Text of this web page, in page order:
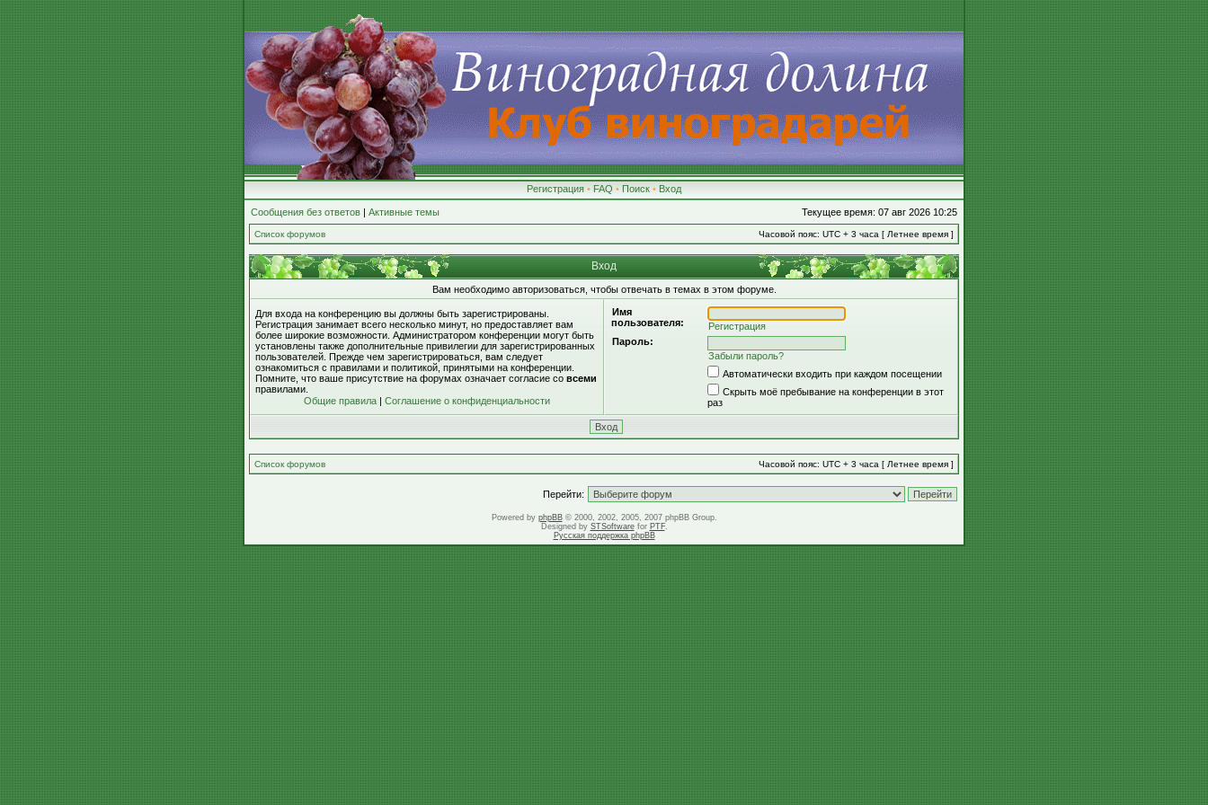
Регистрация • FAQ • Поиск • Вход
Сообщения без ответов | Активные темы Текущее время: 07 авг 2026 10:25
Список форумов Часовой пояс: UTC + 3 часа [ Летнее время ]
Вход
Вам необходимо авторизоваться, чтобы отвечать в темах в этом форуме.
Для входа на конференцию вы должны быть зарегистрированы.
Регистрация занимает всего несколько минут, но предоставляет вам
более широкие возможности. Администратором конференции могут быть
установлены также дополнительные привилегии для зарегистрированных
пользователей. Прежде чем зарегистрироваться, вам следует
ознакомиться с правилами и политикой, принятыми на конференции.
Помните, что ваше присутствие на форумах означает согласие со всеми
правилами.
Общие правила | Соглашение о конфиденциальности
Имя
пользователя:
Регистрация
Пароль:
Забыли пароль?
Автоматически входить при каждом посещении
Скрыть моё пребывание на конференции в этот
раз
Список форумов Часовой пояс: UTC + 3 часа [ Летнее время ]
Перейти:
Powered by phpBB© 2000, 2002, 2005, 2007 phpBB Group.
Designed by STSoftwarefor PTF.
Русская поддержка phpBB